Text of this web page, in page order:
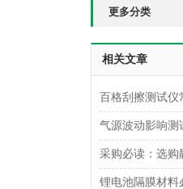
更多分类
相关文章